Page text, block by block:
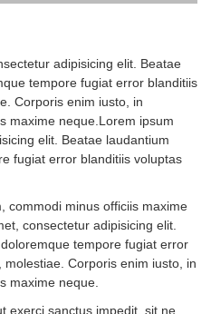
adipisicing elit. Beatae
tempore fugiat error blanditiis
Corporis enim iusto, in
maxime neque.Lorem ipsum
elit. Beatae laudantium
fugiat error blanditiis voluptas
commodi minus officiis maxime
consectetur adipisicing elit.
tempore fugiat error
Corporis enim iusto, in
maxime neque.
exerci sanctus impedit, sit ne